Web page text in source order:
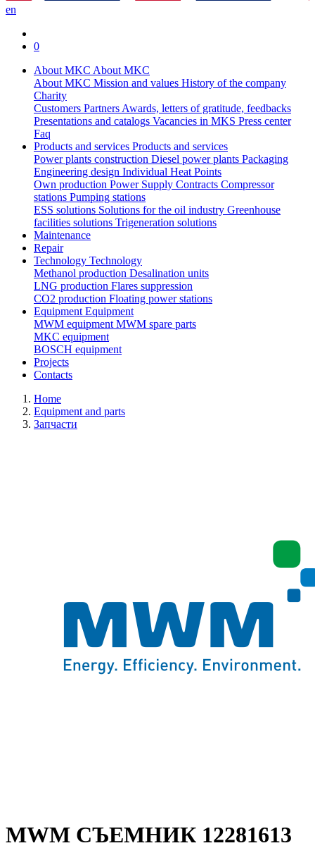
en
0
About MKC About MKC
About MKC Mission and values History of the company
Charity
Customers PartnersAwards, letters of gratitude, feedbacks
Presentations and catalogs Vacancies in MKS Press center
Faq
Products and services Products and services
Power plants construction Diesel power plants Packaging
Engineering design Individual Heat Points
Own production Power Supply Contracts Compressor
stations Pumping stations
ESS solutions Solutions for the oil industry Greenhouse
facilities solutions Trigeneration solutions
Maintenance
Repair
Technology Technology
Methanol production Desalination units
LNG production Flares suppression
СО2 production Floating power stations
EquipmentEquipment
MWM equipmentMWM spare parts
MKC equipment
BOSCH equipment
Projects
Contacts
Home
Equipment and parts
Запчасти
MWM СЪЕМНИК 12281613